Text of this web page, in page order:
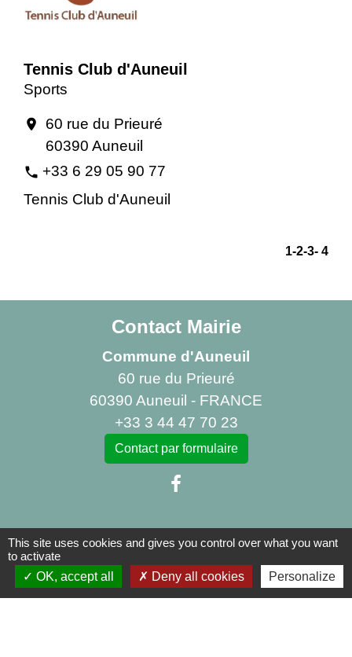
Tennis Club d'Auneuil
Sports
location_on
60 rue du Prieuré
60390 Auneuil
phone +33 6 29 05 90 77
Tennis Club d'Auneuil
1-2-3- 4
Contact Mairie
Commune d'Auneuil
60 rue du Prieuré
60390 Auneuil - FRANCE
+33 3 44 47 70 23
Contact par formulaire
Liens
Centre Social Rural La Canopée
This site uses cookies and gives you control over what you want
to activate
OK, accept all
Deny all cookies Personalize